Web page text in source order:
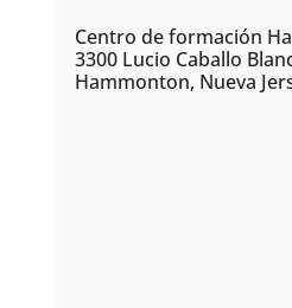
Centro de formación
3300 Lucio Caballo
Hammonton, Nueva